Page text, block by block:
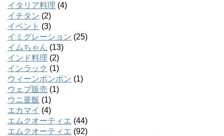
イタリア料理 (4)
イチタン (2)
イベント (3)
イミグレーション (25)
イムちゃん (13)
インド料理 (2)
インラック (1)
ウィーンボンボン (1)
ウェブ販売 (1)
ウニ釜飯 (1)
エカマイ (4)
エムクオーティエ (44)
エムクオーティエ (92)